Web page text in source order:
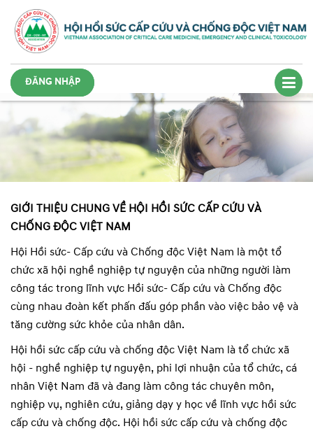
ĐĂNG NHẬP
GIỚI THIỆU CHUNG VỀ HỘI HỒI SỨC CẤP CỨU VÀ
CHỐNG ĐỘC VIỆT NAM
Hội Hồi sức- Cấp cứu và Chống độc Việt Nam là một tổ
chức xã hội nghề nghiệp tự nguyện của những người làm
công tác trong lĩnh vực Hồi sức- Cấp cứu và Chống độc
cùng nhau đoàn kết phấn đấu góp phần vào việc bảo vệ và
tăng cường sức khỏe của nhân dân.
Hội hồi sức cấp cứu và chống độc Việt Nam là tổ chức xã
hội - nghề nghiệp tự nguyện, phi lợi nhuận của tổ chức, cá
nhân Việt Nam đã và đang làm công tác chuyên môn,
nghiệp vụ, nghiên cứu, giảng dạy y học về lĩnh vực hồi sức
cấp cứu và chống độc. Hội hồi sức cấp cứu và chống độc